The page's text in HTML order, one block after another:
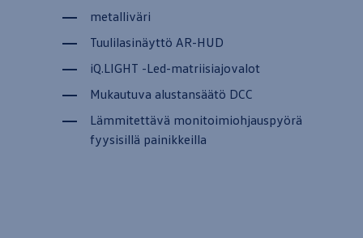
metalliväri
Tuulilasinäyttö AR-HUD
iQ.LIGHT -Led-matriisiajovalot
Mukautuva alustansäätö DCC
Lämmitettävä monitoimiohjauspyörä
fyysisillä painikkeilla